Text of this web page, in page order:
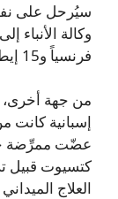
فرنسياً و15 إيطالياً و9 سويديين.
من جهة أخرى،
إسبانية كانت
عضّت ممرِّضة
كتسيوت قبيل
العلاج